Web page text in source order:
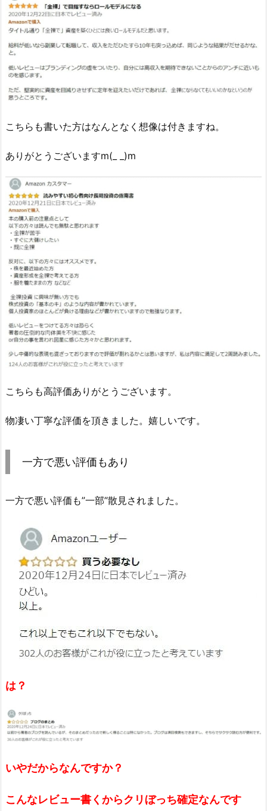
こちらも書いた方はなんとなく想像は付きますね。
ありがとうございますm(_ _)m
こちらも高評価ありがとうございます。
物凄い丁寧な評価を頂きました。嬉しいです。
一方で悪い評価もあり
一方で悪い評価も”一部”散見されました。
は？
いやだからなんですか？
こんなレビュー書くからクリぼっち確定なんです